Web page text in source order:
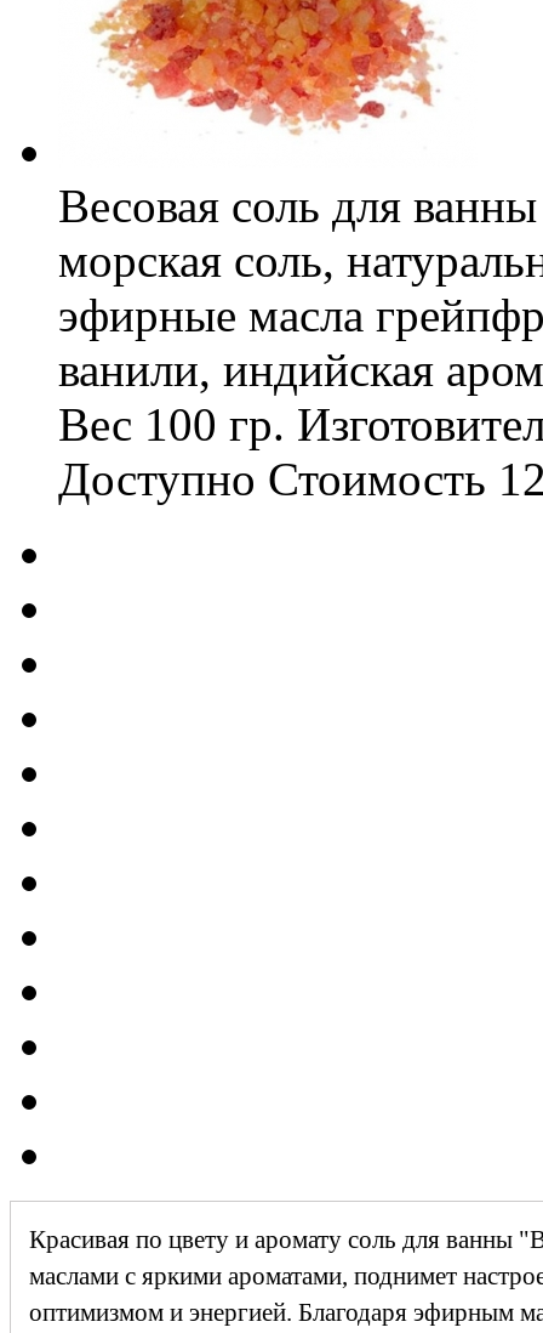
Весовая соль для
морская соль,
эфирные масла
ванили, индийская
Вес 100 гр.
Доступно Стоимость
Красивая по цвету и аромату соль для ванны
маслами с яркими ароматами, поднимет
оптимизмом и энергией. Благодаря эфирным